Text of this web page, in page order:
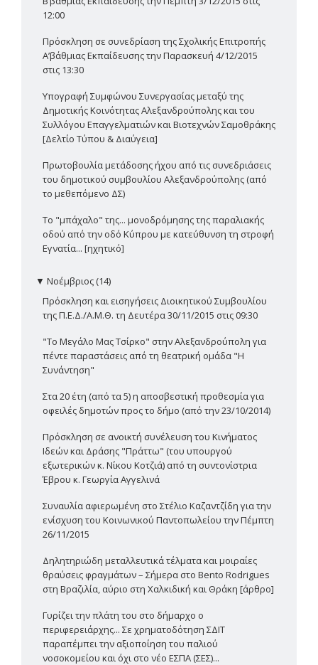
12:00
Πρόσκληση σε συνεδρίαση της Σχολικής Επιτροπής
Α’βάθμιας Εκπαίδευσης την Παρασκευή 4/12/2015
στις 13:30
Υπογραφή Συμφώνου Συνεργασίας μεταξύ της
Δημοτικής Κοινότητας Αλεξανδρούπολης και του
Συλλόγου Επαγγελματιών και Βιοτεχνών Σαμοθράκης
[Δελτίο Τύπου & Διαύγεια]
Πρωτοβουλία μετάδοσης ήχου από τις συνεδριάσεις
του δημοτικού συμβουλίου Αλεξανδρούπολης (από
το μεθεπόμενο ΔΣ)
Το "μπάχαλο" της... μονοδρόμησης της παραλιακής
οδού από την οδό Κύπρου με κατεύθυνση τη στροφή
Εγνατία... [ηχητικό]
▼ Νοέμβριος (14)
Πρόσκληση και εισηγήσεις Διοικητικού Συμβουλίου
της Π.Ε.Δ./Α.Μ.Θ. τη Δευτέρα 30/11/2015 στις 09:30
"Το Μεγάλο Μας Τσίρκο" στην Αλεξανδρούπολη για
πέντε παραστάσεις από τη θεατρική ομάδα "Η
Συνάντηση"
Στα 20 έτη (από τα 5) η αποσβεστική προθεσμία για
οφειλές δημοτών προς το δήμο (από την 23/10/2014)
Πρόσκληση σε ανοικτή συνέλευση του Κινήματος
Ιδεών και Δράσης "Πράττω" (του υπουργού
εξωτερικών κ. Νίκου Κοτζιά) από τη συντονίστρια
Έβρου κ. Γεωργία Αγγελινά
Συναυλία αφιερωμένη στο Στέλιο Καζαντζίδη για την
ενίσχυση του Κοινωνικού Παντοπωλείου την Πέμπτη
26/11/2015
Δηλητηριώδη μεταλλευτικά τέλματα και μοιραίες
θραύσεις φραγμάτων – Σήμερα στο Bento Rodrigues
στη Βραζιλία, αύριο στη Χαλκιδική και Θράκη [άρθρο]
Γυρίζει την πλάτη του στο δήμαρχο ο
περιφερειάρχης... Σε χρηματοδότηση ΣΔΙΤ
παραπέμπει την αξιοποίηση του παλιού
νοσοκομείου και όχι στο νέο ΕΣΠΑ (ΣΕΣ)...